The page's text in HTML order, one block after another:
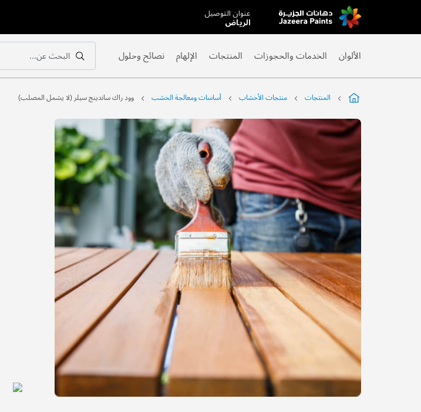
Skip
to
عنوان التوصيل
الرياض
بحث
البحث عن...
بحث الألوان الخدمات والحجوزات المنتجات الإلهام نصائح وحلول
المنتجات منتجات الأخشاب أساسات ومعالجة الخشب وود راك ساندينج سيلر (لا يشمل المصلب)
التخطي
إلى
نهاية
معرض
الصور